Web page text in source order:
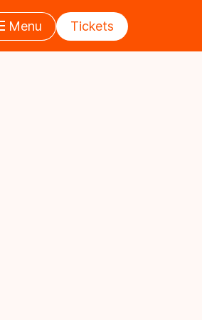
Menu Tickets